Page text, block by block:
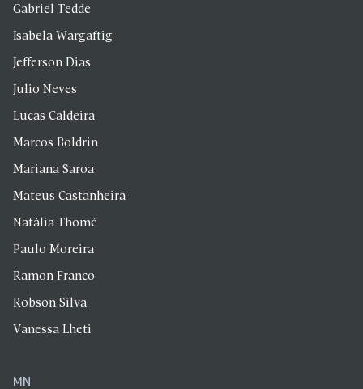
Gabriel Tedde
Isabela Wargaftig
Jefferson Dias
Julio Neves
Lucas Caldeira
Marcos Boldrin
Mariana Saroa
Mateus Castanheira
Natália Thomé
Paulo Moreira
Ramon Franco
Robson Silva
Vanessa Lheti
MN